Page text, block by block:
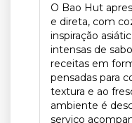
O Bao Hut
e direta, com
inspiração
intensas de
receitas em
pensadas para
textura e ao
ambiente é
serviço